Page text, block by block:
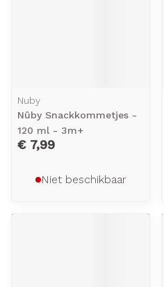
Nuby
Nûby Snackkommetjes -
120 ml - 3m+
€ 7,99
Niet beschikbaar